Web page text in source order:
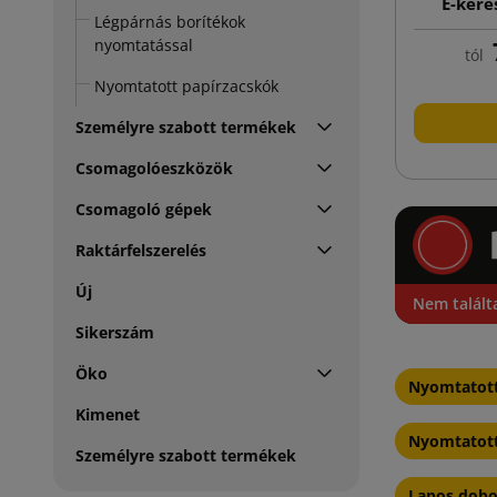
Légpárnás borítékok
nyomtatással
Nyomtatott papírzacskók
Személyre szabott termékek
Csomagolóeszközök
Csomagoló gépek
Raktárfelszerelés
Új
Sikerszám
Öko
Kimenet
Személyre szabott termékek
tól
Nem